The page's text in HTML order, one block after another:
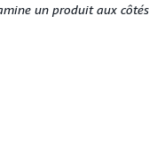
un produit aux